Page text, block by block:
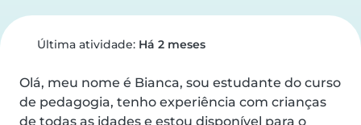
Última atividade: Há 2 meses
Olá, meu nome é Bianca, sou estudante do curso
de pedagogia, tenho experiência com crianças
de todas as idades e estou disponível para o